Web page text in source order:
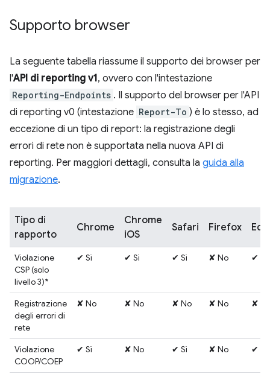
Supporto browser
La seguente tabella riassume il supporto dei browser per
l'API di reporting v1, ovvero con l'intestazione
Reporting-Endpoints . Il supporto del browser per l'API
di reporting v0 (intestazione Report-To ) è lo stesso, ad
eccezione di un tipo di report: la registrazione degli
errori di rete non è supportata nella nuova API di
reporting. Per maggiori dettagli, consulta la guida alla
migrazione.
Tipo di
rapporto
Chrome
Chrome
iOS
Safari Firefox
Violazione
CSP (solo
livello 3)*
✔ Sì ✔ Sì ✔ Sì ✘ No ✔ Sì
Registrazione
degli errori di
rete
✘ No ✘ No ✘ No ✘ No ✘
Violazione
COOP/COEP
✔ Sì ✘ No ✔ Sì ✘ No ✔ Sì